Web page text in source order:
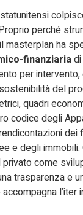
perché
masterplan ha
finanziaria
per
del
quadri
codice degli
dei
e degli
come
trasparenza e
l’iter